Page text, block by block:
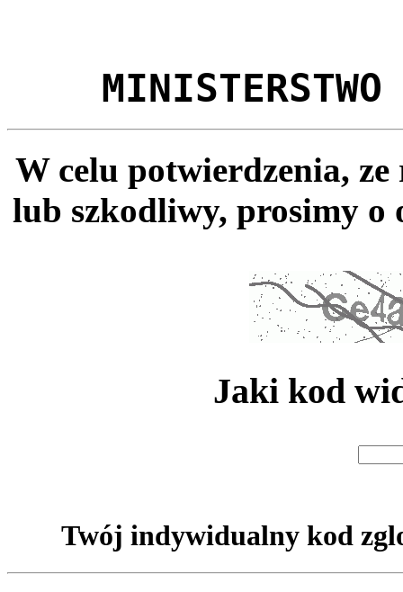
MINISTERSTWO
W celu potwierdzenia,
lub szkodliwy, prosimy o
Jaki kod
Twój indywidualny kod